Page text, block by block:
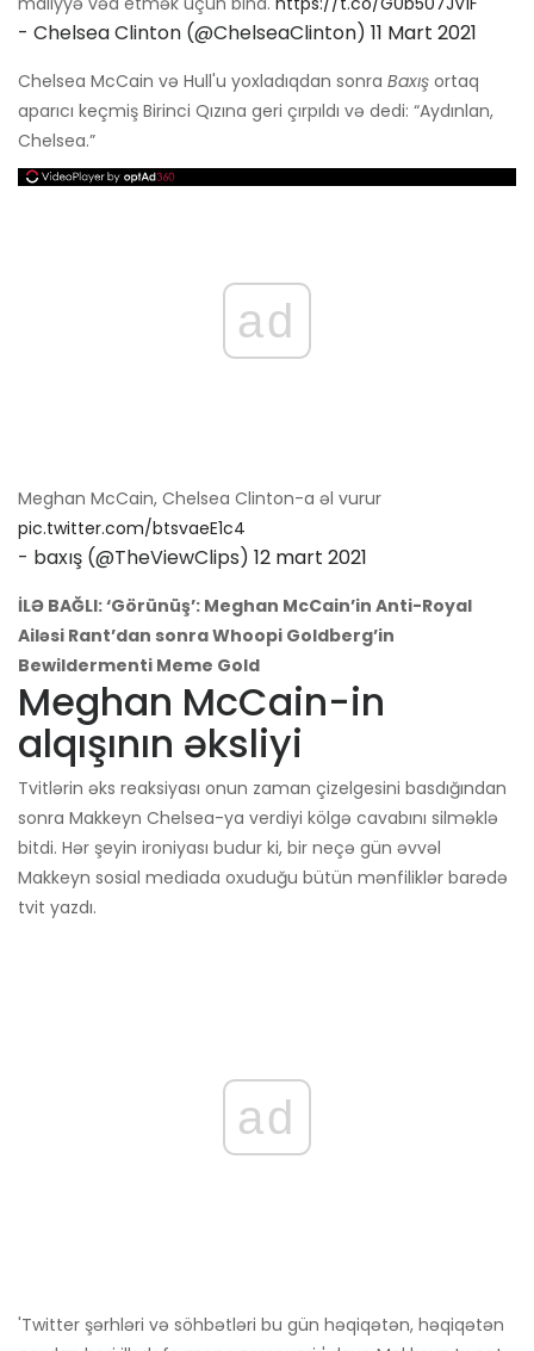
- Chelsea Clinton (@ChelseaClinton) 11 Mart 2021
Chelsea McCain və Hull'u yoxladıqdan sonra Baxış ortaq
aparıcı keçmiş Birinci Qızına geri çırpıldı və dedi: “Aydınlan,
Chelsea.”
ad
Meghan McCain, Chelsea Clinton-a əl vurur
pic.twitter.com/btsvaeE1c4
- baxış (@TheViewClips) 12 mart 2021
İLƏ BAĞLI: ‘Görünüş’: Meghan McCain’in Anti-Royal
Ailəsi Rant’dan sonra Whoopi Goldberg’in
Bewildermenti Meme Gold
Meghan McCain-in
alqışının əksliyi
Tvitlərin əks reaksiyası onun zaman çizelgesini basdığından
sonra Makkeyn Chelsea-ya verdiyi kölgə cavabını silməklə
bitdi. Hər şeyin ironiyası budur ki, bir neçə gün əvvəl
Makkeyn sosial mediada oxuduğu bütün mənfiliklər barədə
tvit yazdı.
ad
'Twitter şərhləri və söhbətləri bu gün həqiqətən, həqiqətən